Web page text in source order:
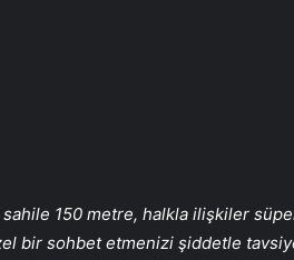
sahile 150 metre, halkla ilişkiler
bir sohbet etmenizi şiddetle